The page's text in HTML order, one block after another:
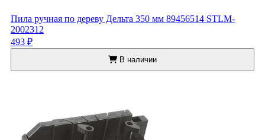
Пила ручная по дереву Дельта 350 мм 89456514 STLM-
2002312
493 ₽
В наличии